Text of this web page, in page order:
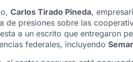
Carlos Tirado Pineda,
de presiones sobre las
a un escrito que entregaron
federales, incluyendo